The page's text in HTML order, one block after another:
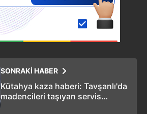
SONRAKİ HABER
Kütahya kaza haberi: Tavşanlı'da
madencileri taşıyan servis